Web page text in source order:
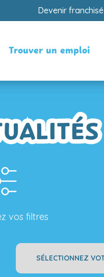
Devenir franchisé
Trouver un emploi
vos filtres
Sélectionnez
ville